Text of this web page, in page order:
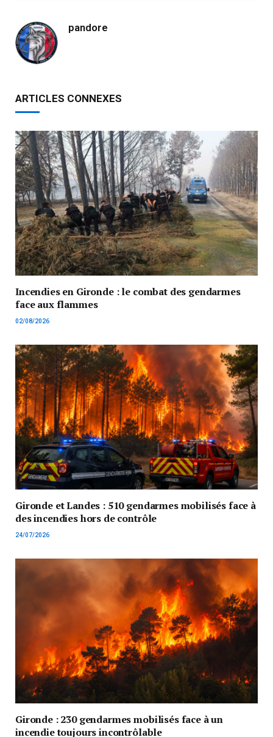
pandore
ARTICLES CONNEXES
Incendies en Gironde : le combat des gendarmes
face aux flammes
02/08/2026
Gironde et Landes : 510 gendarmes mobilisés face à
des incendies hors de contrôle
24/07/2026
Gironde : 230 gendarmes mobilisés face à un
incendie toujours incontrôlable